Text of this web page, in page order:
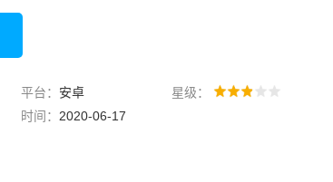
平台： 安卓
星级：
时间： 2020-06-17